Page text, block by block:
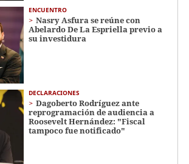
ENCUENTRO
Nasry Asfura se reúne con
Abelardo De La Espriella previo a
su investidura
DECLARACIONES
Dagoberto Rodríguez ante
reprogramación de audiencia a
Roosevelt Hernández: "Fiscal
tampoco fue notificado"